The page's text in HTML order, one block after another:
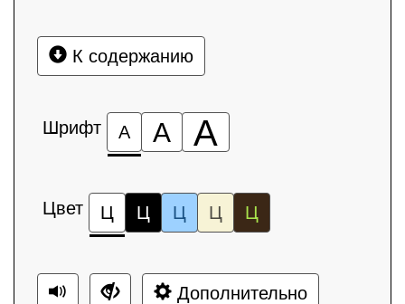
К содержанию
Шрифт А А А
Цвет Ц Ц Ц Ц Ц
Дополнительно